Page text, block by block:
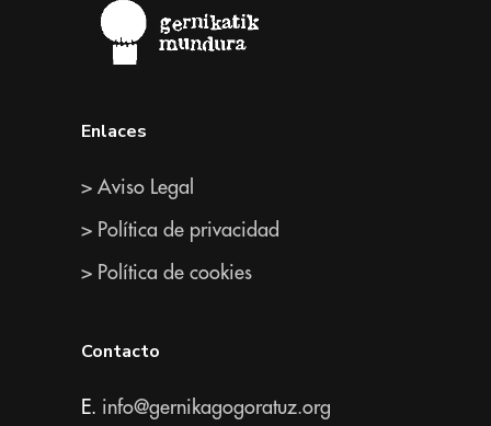
Enlaces
> Aviso Legal
> Política de privacidad
> Política de cookies
Contacto
E. info@gernikagogoratuz.org